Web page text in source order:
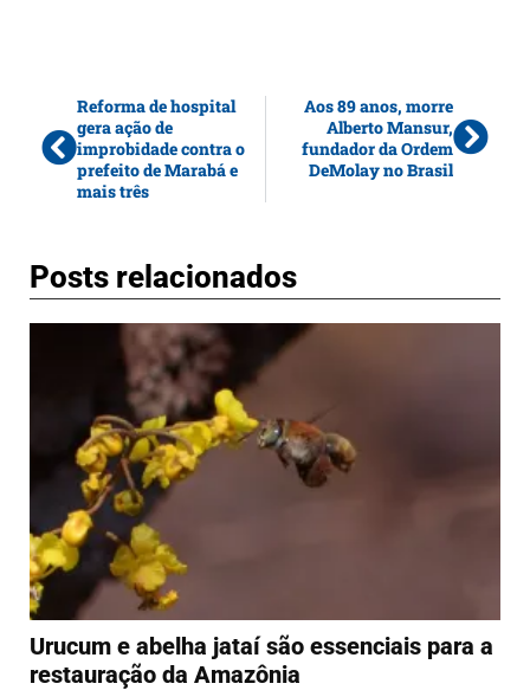
Reforma de hospital
gera ação de
improbidade contra o
prefeito de Marabá e
mais três
Aos 89 anos, morre
Alberto Mansur,
fundador da Ordem
DeMolay no Brasil
Posts relacionados
Urucum e abelha jataí são essenciais para a
restauração da Amazônia